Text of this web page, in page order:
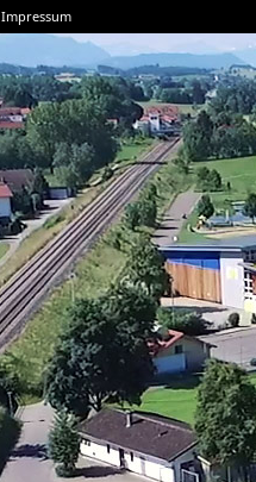
Impressum